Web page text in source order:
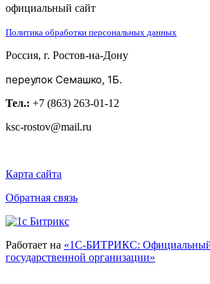
официальный сайт
Политика обработки персональных данных
Россия, г. Ростов-на-Дону
переулок Семашко, 1Б.
Тел.: +7 (863) 263-01-12
ksc-rostov@mail.ru
Карта сайта
Обратная связь
Работает на «1С-БИТРИКС: Официальный
государственной организации»